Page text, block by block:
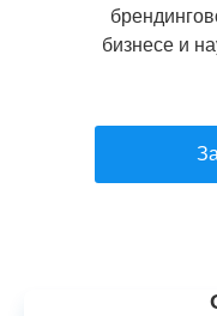
бизнесе и